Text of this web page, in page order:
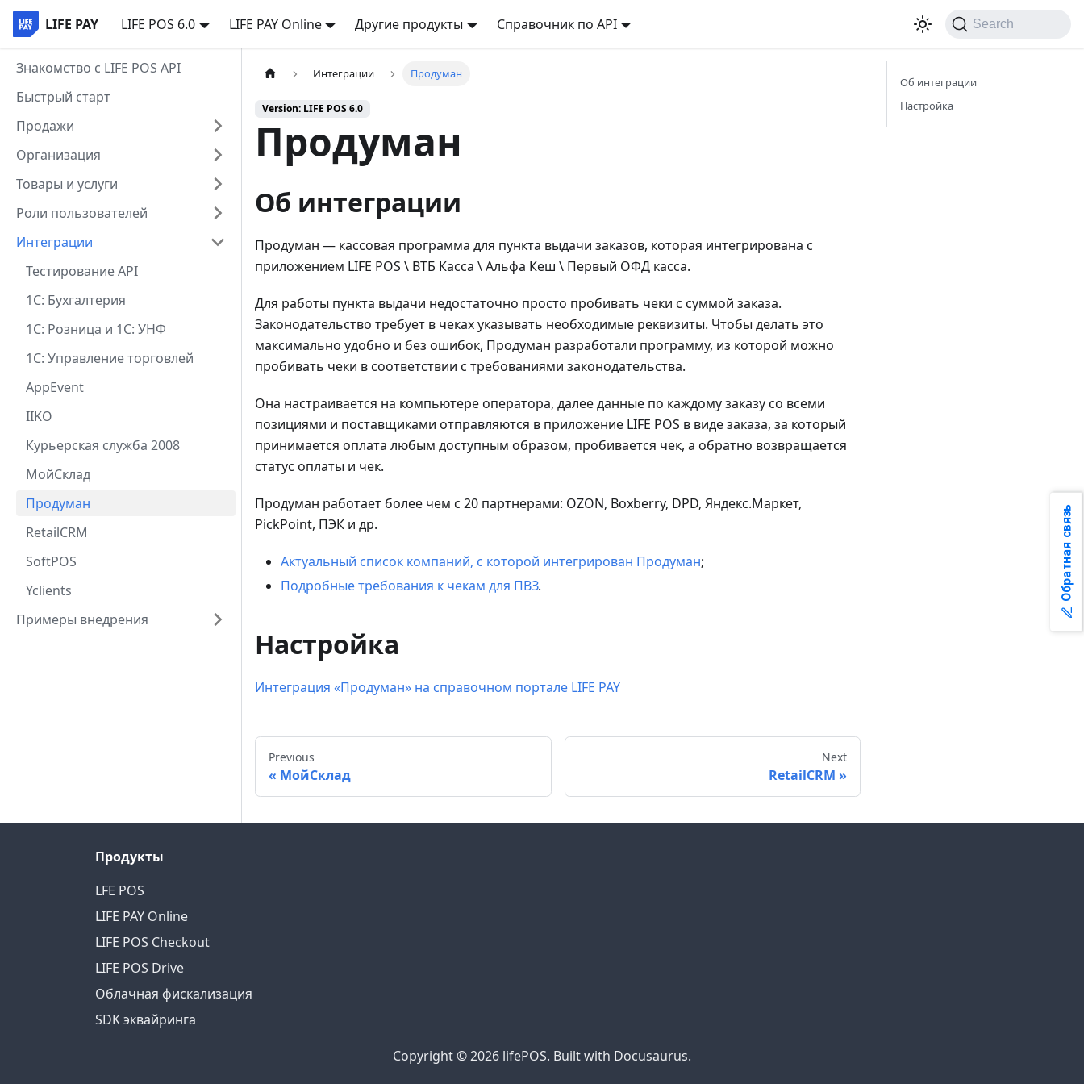
LIFE PAY LIFE POS 6.0 LIFE PAY Online Другие продукты Справочник по API Search
Знакомство с LIFE POS API
Быстрый старт
Продажи
Организация
Товары и услуги
Роли пользователей
Интеграции
Тестирование API
1С: Бухгалтерия
1С: Розница и 1С: УНФ
1С: Управление торговлей
AppEvent
IIKO
Курьерская служба 2008
МойCклад
Продуман
RetailCRM
SoftPOS
Yclients
Примеры внедрения
Интеграции Продуман
Version: LIFE POS 6.0
Продуман
Об интеграции
Продуман — кассовая программа для пункта выдачи заказов, которая интегрирована с
приложением LIFE POS \ ВТБ Касса \ Альфа Кеш \ Первый ОФД касса.
Для работы пункта выдачи недостаточно просто пробивать чеки с суммой заказа.
Законодательство требует в чеках указывать необходимые реквизиты. Чтобы делать это
максимально удобно и без ошибок, Продуман разработали программу, из которой можно
пробивать чеки в соответствии с требованиями законодательства.
Она настраивается на компьютере оператора, далее данные по каждому заказу со всеми
позициями и поставщиками отправляются в приложение LIFE POS в виде заказа, за который
принимается оплата любым доступным образом, пробивается чек, а обратно возвращается
статус оплаты и чек.
Продуман работает более чем с 20 партнерами: OZON, Boxberry, DPD, Яндекс.Маркет,
PickPoint, ПЭК и др.
Актуальный список компаний, с которой интегрирован Продуман;
Подробные требования к чекам для ПВЗ.
Настройка
Интеграция «Продуман» на справочном портале LIFE PAY
Previous
МойCклад
Next
RetailCRM
Об интеграции
Настройка
Продукты
LFE POS
LIFE PAY Online
LIFE POS Checkout
LIFE POS Drive
Облачная фискализация
SDK эквайринга
Copyright © 2026 lifePOS. Built with Docusaurus.
Обратная связь